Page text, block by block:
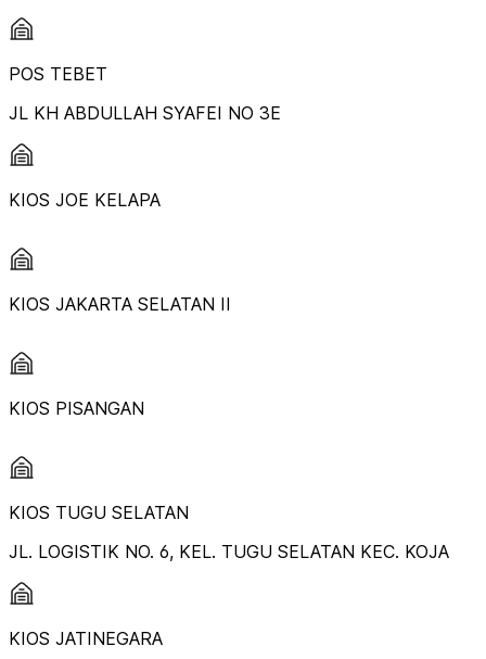
POS TEBET
JL KH ABDULLAH SYAFEI NO 3E
KIOS JOE KELAPA
KIOS JAKARTA SELATAN II
KIOS PISANGAN
KIOS TUGU SELATAN
JL. LOGISTIK NO. 6, KEL. TUGU SELATAN KEC. KOJA
KIOS JATINEGARA